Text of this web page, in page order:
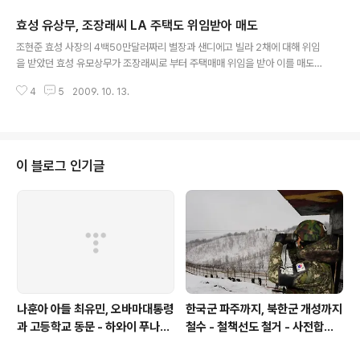
쇄된 기록이 있습니다 법인번호는 0302567 이었습니다
[첨부파일 다운로드는 화면아래 파일명을 클릭하면 됩니
다] 어쨋거나 1995년 3월 7일 설립된 법인을 살펴보니 주
이 자연인이 가진 주식은 단 1주고 나머지는 모두 법인의
효성 유상무, 조장래씨 LA 주택도 위임받아 매도
조현준 효성 사장의 4백50만달러짜리 별장과 샌디에고 빌라 2채에 대해 위임
을 받았던 효성 유모상무가 조장래씨로 부터 주택매매 위임을 받아 이를 매도한
르면 조장래씨는 1998년 12월 3일 효성 유모상무에게 주택 매매와 관련한 권
위임장 등기소 접수번호는 1999-151791 이며 1999년 3월 3일 등기소에 접
수됐습니다 이 위임장을 근거로 유모상무는 1999년 1월 6일 경모씨 부부에게
4 5 2009. 10. 13.
이 블로그 인기글
나훈아 아들 최유민, 오바마대통령
과 고등학교 동문 - 하와이 푸나호
한국군 파주까지, 북한군 개성까지
철수 - 철책선도 철거 - 사전합의